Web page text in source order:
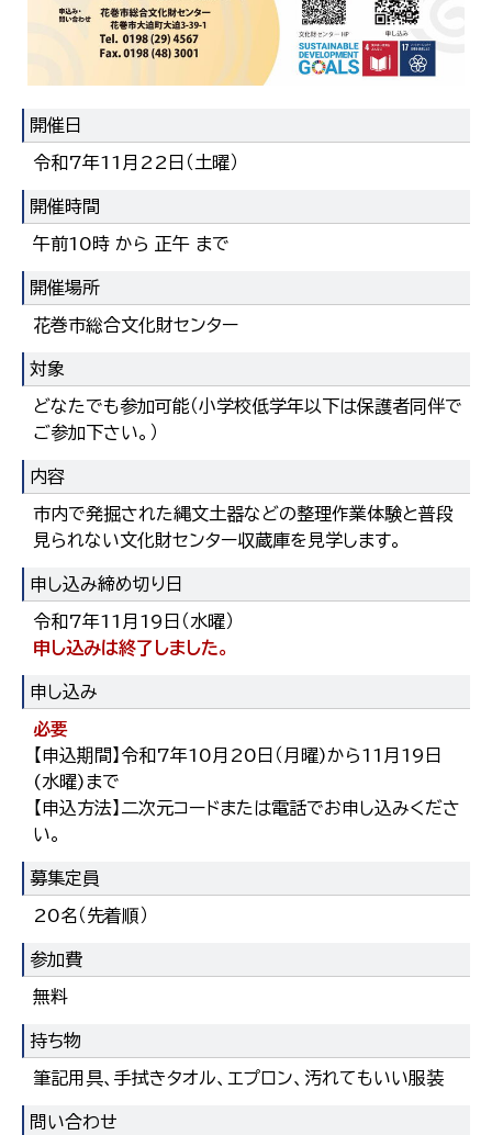
開催日
令和7年11月22日（土曜）
開催時間
午前10時 から 正午 まで
開催場所
花巻市総合文化財センター
対象
どなたでも参加可能（小学校低学年以下は保護者同伴で
ご参加下さい。）
内容
市内で発掘された縄文土器などの整理作業体験と普段
見られない文化財センター収蔵庫を見学します。
申し込み締め切り日
令和7年11月19日（水曜）
申し込みは終了しました。
申し込み
必要
【申込期間】令和7年10月20日（月曜)から11月19日
(水曜)まで
【申込方法】二次元コードまたは電話でお申し込みくださ
い。
募集定員
20名（先着順）
参加費
無料
持ち物
筆記用具、手拭きタオル、エプロン、汚れてもいい服装
問い合わせ